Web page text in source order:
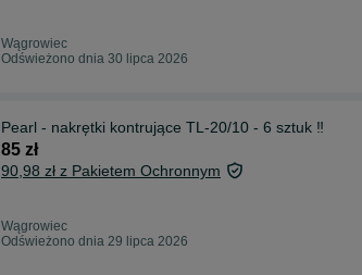
Wągrowiec
Odświeżono dnia 30 lipca 2026
Pearl - nakrętki kontrujące TL-20/10 - 6 sztuk ‼️
85 zł
90,98 zł z Pakietem Ochronnym
Wągrowiec
Odświeżono dnia 29 lipca 2026